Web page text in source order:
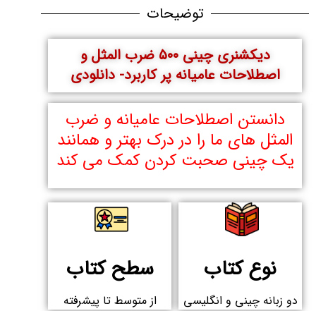
توضیحات
دیکشنری چینی ۵۰۰ ضرب المثل و
اصطلاحات عامیانه پر کاربرد- دانلودی
دانستن اصطلاحات عامیانه و ضرب
المثل های ما را در درک بهتر و همانند
یک چینی صحبت کردن کمک می کند
نوع کتاب
دو زبانه چینی و انگلیسی
سطح کتاب
از متوسط تا پیشرفته​